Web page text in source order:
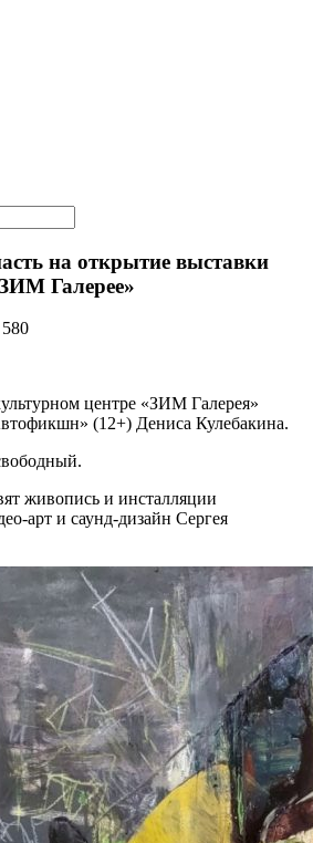
на открытие выставки
Галерее»
580
центре «ЗИМ Галерея»
(12+) Дениса Кулебакина.
живопись и инсталляции
арт и саунд-дизайн Сергея